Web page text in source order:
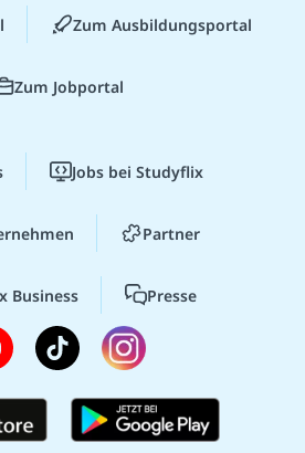
Zum Ausbildungsportal
Zum Jobportal
Jobs bei Studyflix
Partner
Business Presse